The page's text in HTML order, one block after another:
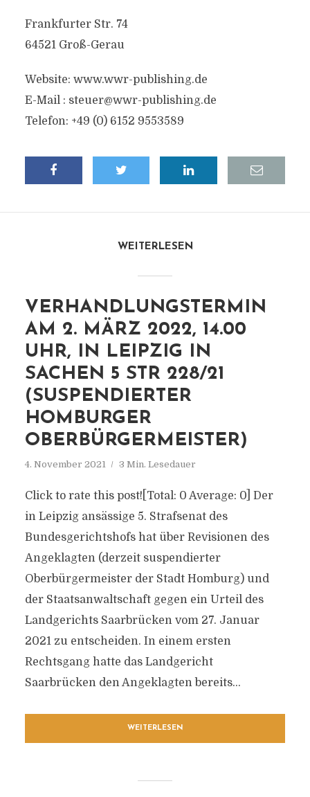
Frankfurter Str. 74
64521 Groß-Gerau
Website: www.wwr-publishing.de
E-Mail : steuer@wwr-publishing.de
Telefon: +49 (0) 6152 9553589
WEITERLESEN
VERHANDLUNGSTERMIN
AM 2. MÄRZ 2022, 14.00
UHR, IN LEIPZIG IN
SACHEN 5 STR 228/21
(SUSPENDIERTER
HOMBURGER
OBERBÜRGERMEISTER)
4. November 2021 3 Min. Lesedauer
Click to rate this post![Total: 0 Average: 0] Der
in Leipzig ansässige 5. Strafsenat des
Bundesgerichtshofs hat über Revisionen des
Angeklagten (derzeit suspendierter
Oberbürgermeister der Stadt Homburg) und
der Staatsanwaltschaft gegen ein Urteil des
Landgerichts Saarbrücken vom 27. Januar
2021 zu entscheiden. In einem ersten
Rechtsgang hatte das Landgericht
Saarbrücken den Angeklagten bereits...
WEITERLESEN